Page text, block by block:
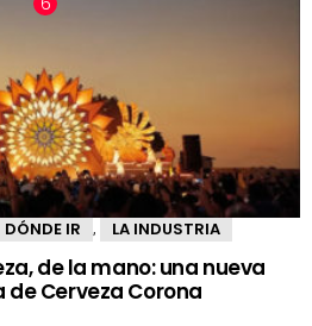
DÓNDE IR , LA INDUSTRIA
de la mano: una nueva
de Cerveza Corona